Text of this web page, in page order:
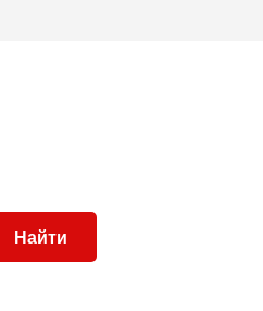
Найти